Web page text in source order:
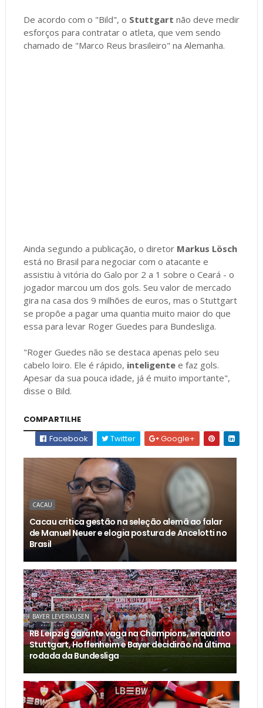
De acordo com o "Bild", o Stuttgart não deve medir
esforços para contratar o atleta, que vem sendo
chamado de "Marco Reus brasileiro" na Alemanha.
Ainda segundo a publicação, o diretor Markus Lösch
está no Brasil para negociar com o atacante e
assistiu à vitória do Galo por 2 a 1 sobre o Ceará - o
jogador marcou um dos gols. Seu valor de mercado
gira na casa dos 9 milhões de euros, mas o Stuttgart
se propõe a pagar uma quantia muito maior do que
essa para levar Roger Guedes para Bundesliga.
"Roger Guedes não se destaca apenas pelo seu
cabelo loiro. Ele é rápido, inteligentee faz gols.
Apesar da sua pouca idade, já é muito importante",
disse o Bild.
COMPARTILHE
Facebook
Twitter Google+
CACAU
Cacau critica gestão na seleção alemã ao falar
de Manuel Neuer e elogia postura de Ancelotti no
Brasil
BAYER LEVERKUSEN
RB Leipzig garante vaga na Champions, enquanto
Stuttgart, Hoffenheim e Bayer decidirão na última
rodada da Bundesliga